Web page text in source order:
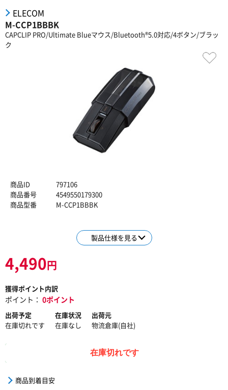
ELECOM
M-CCP1BBBK
CAPCLIP PRO/Ultimate Blueマウス/Bluetooth®5.0対応/4ボタン/ブラッ
ク
商品ID
797106
商品番号
4549550179300
商品型番
M-CCP1BBBK
製品仕様を見る
4,490円
獲得ポイント内訳
ポイント： 0ポイント
出荷予定
在庫切れです
在庫状況
在庫なし
出荷元
物流倉庫(自社)
在庫切れです
商品到着目安